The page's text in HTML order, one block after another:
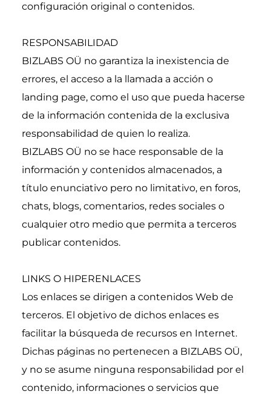
configuración original o contenidos.
RESPONSABILIDAD
BIZLABS OÜ no garantiza la inexistencia de
errores, el acceso a la llamada a acción o
landing page, como el uso que pueda hacerse
de la información contenida de la exclusiva
responsabilidad de quien lo realiza.
BIZLABS OÜ no se hace responsable de la
información y contenidos almacenados, a
título enunciativo pero no limitativo, en foros,
chats, blogs, comentarios, redes sociales o
cualquier otro medio que permita a terceros
publicar contenidos.
LINKS O HIPERENLACES
Los enlaces se dirigen a contenidos Web de
terceros. El objetivo de dichos enlaces es
facilitar la búsqueda de recursos en Internet.
Dichas páginas no pertenecen a BIZLABS OÜ,
y no se asume ninguna responsabilidad por el
contenido, informaciones o servicios que